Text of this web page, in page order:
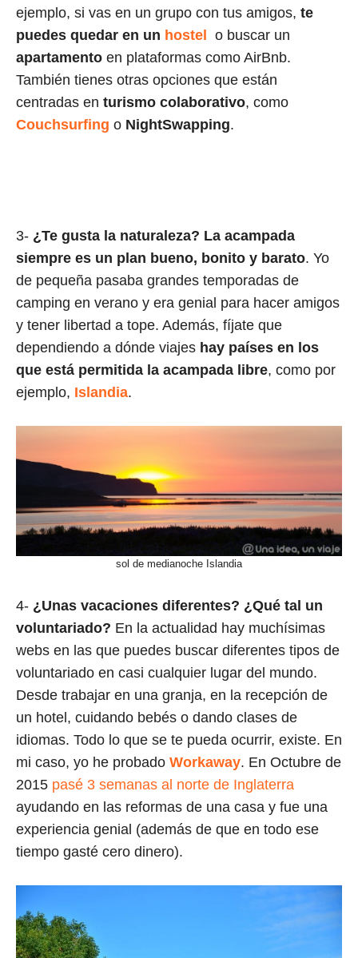
ejemplo, si vas en un grupo con tus amigos, te
puedes quedar en un hostel
o buscar un
apartamento en plataformas como AirBnb.
También tienes otras opciones que están
centradas en turismo colaborativo, como
Couchsurfing o NightSwapping.
3- ¿Te gusta la naturaleza? La acampada
siempre es un plan bueno, bonito y barato. Yo
de pequeña pasaba grandes temporadas de
camping en verano y era genial para hacer amigos
y tener libertad a tope. Además, fíjate que
dependiendo a dónde viajes hay países en los
que está permitida la acampada libre, como por
ejemplo, Islandia.
sol de medianoche Islandia
4- ¿Unas vacaciones diferentes? ¿Qué tal un
voluntariado? En la actualidad hay muchísimas
webs en las que puedes buscar diferentes tipos de
voluntariado en casi cualquier lugar del mundo.
Desde trabajar en una granja, en la recepción de
un hotel, cuidando bebés o dando clases de
idiomas. Todo lo que se te pueda ocurrir, existe. En
mi caso, yo he probado Workaway. En Octubre de
2015 pasé 3 semanas al norte de Inglaterra
ayudando en las reformas de una casa y fue una
experiencia genial (además de que en todo ese
tiempo gasté cero dinero).